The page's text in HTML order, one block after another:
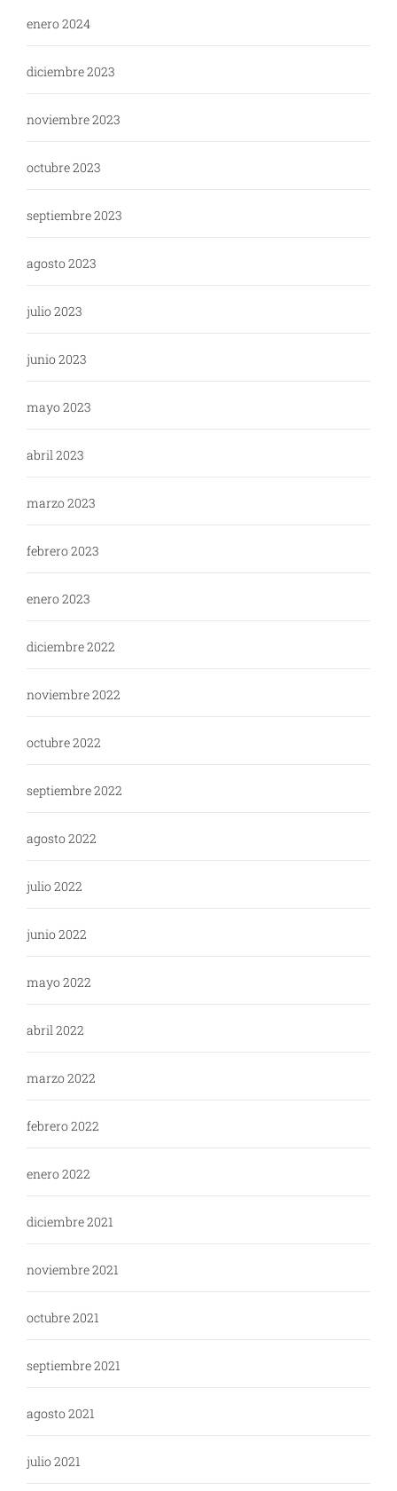
enero 2024
diciembre 2023
noviembre 2023
octubre 2023
septiembre 2023
agosto 2023
julio 2023
junio 2023
mayo 2023
abril 2023
marzo 2023
febrero 2023
enero 2023
diciembre 2022
noviembre 2022
octubre 2022
septiembre 2022
agosto 2022
julio 2022
junio 2022
mayo 2022
abril 2022
marzo 2022
febrero 2022
enero 2022
diciembre 2021
noviembre 2021
octubre 2021
septiembre 2021
agosto 2021
julio 2021